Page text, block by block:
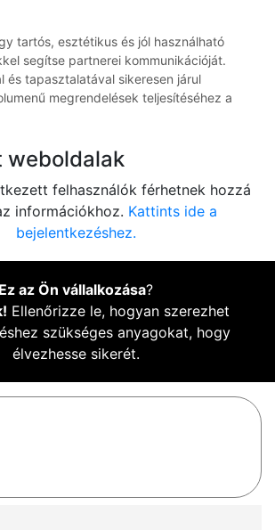
tartós, esztétikus és jól használható
segítse partnerei kommunikációját.
és tapasztalatával sikeresen járul
megrendelések teljesítéséhez a
weboldalak
felhasználók férhetnek hozzá
információkhoz. Kattints ide a
bejelentkezéshez.
Ez az Ön vállalkozása?
Ellenőrizze le, hogyan szerezhet
szükséges anyagokat, hogy
élvezhesse sikerét.